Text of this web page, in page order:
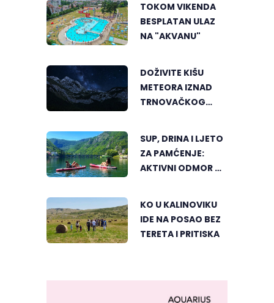
TOKOM VIKENDA
BESPLATAN ULAZ
NA "AKVANU"
DOŽIVITE KIŠU
METEORA IZNAD
TRNOVAČKOG
SUP, DRINA I LJETO
ZA PAMĆENJE:
AKTIVNI ODMOR U
KO U KALINOVIKU
IDE NA POSAO BEZ
TERETA I PRITISKA